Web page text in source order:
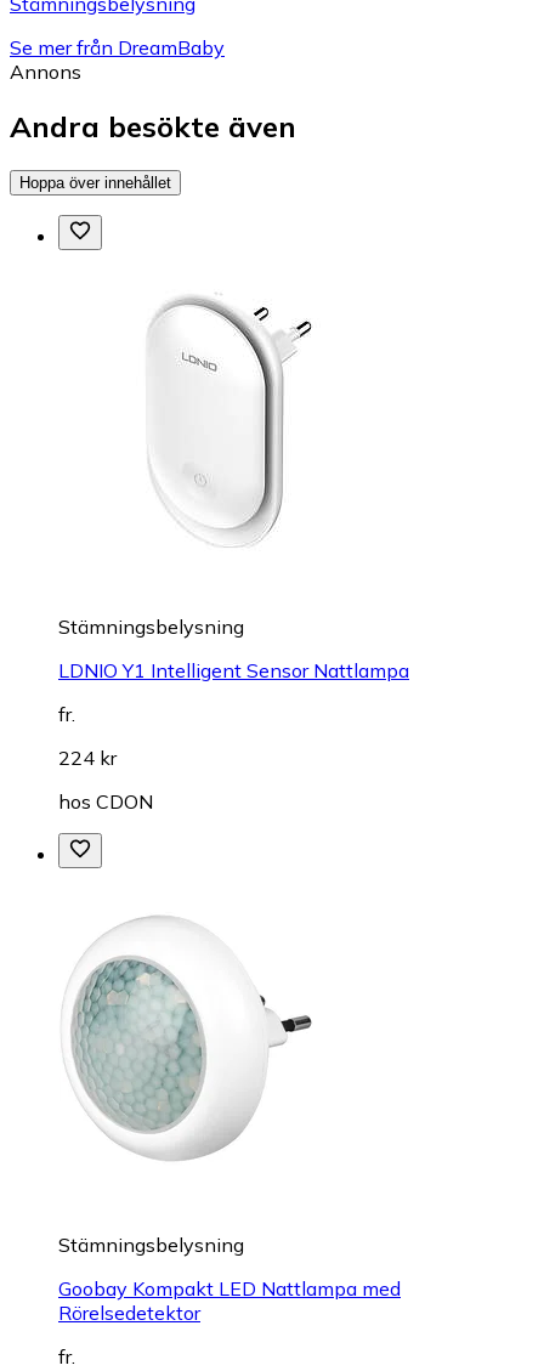
Se mer från DreamBaby
Annons
Andra besökte även
Hoppa över innehållet
Stämningsbelysning
LDNIO Y1 Intelligent Sensor Nattlampa
fr.
224 kr
hos CDON
Stämningsbelysning
Goobay Kompakt LED Nattlampa med
Rörelsedetektor
fr.